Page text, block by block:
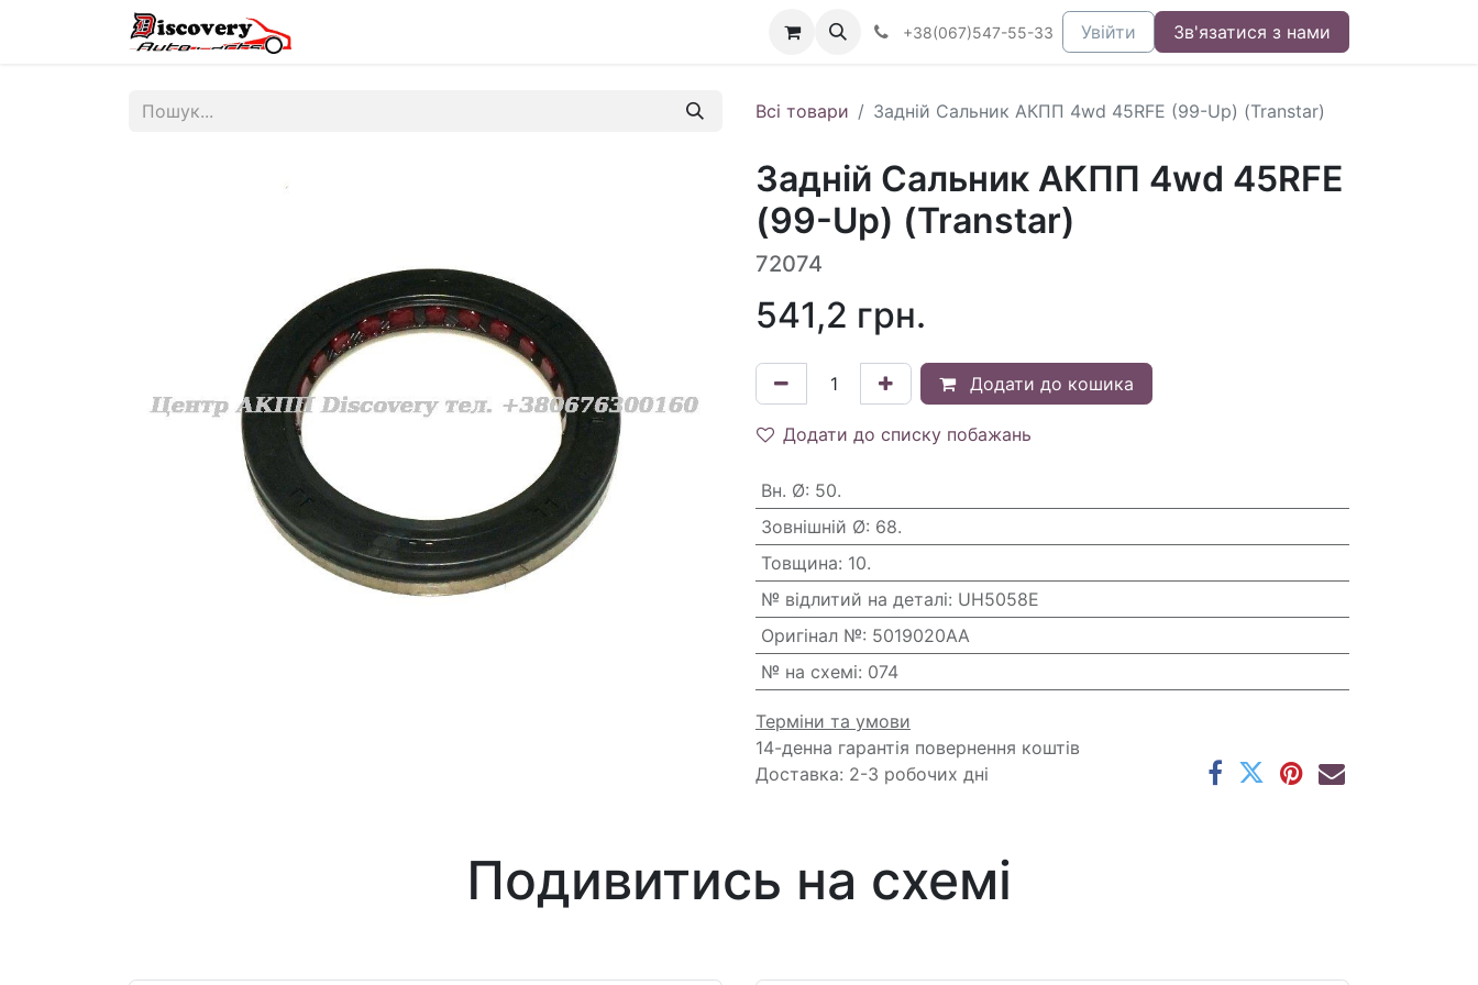
+38(067)547-55-33 Увійти Зв'язатися з нами
Всі товари Задній Сальник АКПП 4wd 45RFE (99-Up) (Transtar)
Задній Сальник АКПП 4wd 45RFE
(99-Up) (Transtar)
72074
541,2 грн.
Додати до кошика
Додати до списку побажань
Вн. Ø: 50.
Зовнішній Ø: 68.
Товщина: 10.
№ відлитий на деталі: UH5058E
Оригінал №: 5019020AA
№ на схемі: 074
Терміни та умови
14-денна гарантія повернення коштів
Доставка: 2-3 робочих дні
Подивитись на схемі